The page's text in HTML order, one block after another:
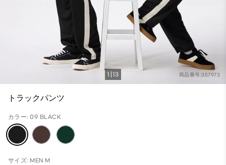
商品番号:357973
1 13
トラックパンツ
カラー: 09 BLACK
サイズ: MEN M